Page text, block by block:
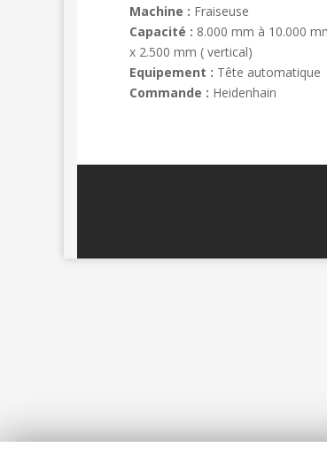
Machine : Fraiseuse
Capacité : 8.000 mm à 10.000
x 2.500 mm ( vertical)
Equipement : Tête automatique
Commande : Heidenhain